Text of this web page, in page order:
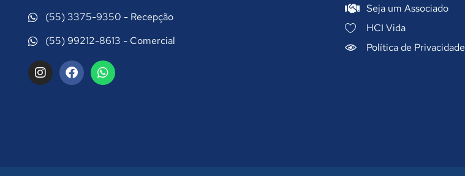
(55) 3375-9350 - Recepção
(55) 99212-8613 - Comercial
Seja um Associado
HCI Vida
Política de Privacidade